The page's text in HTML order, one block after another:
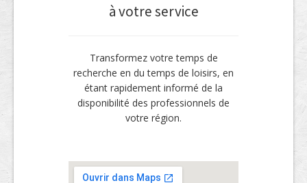
à votre service
Transformez votre temps de
recherche en du temps de loisirs, en
étant rapidement informé de la
disponibilité des professionnels de
votre région.